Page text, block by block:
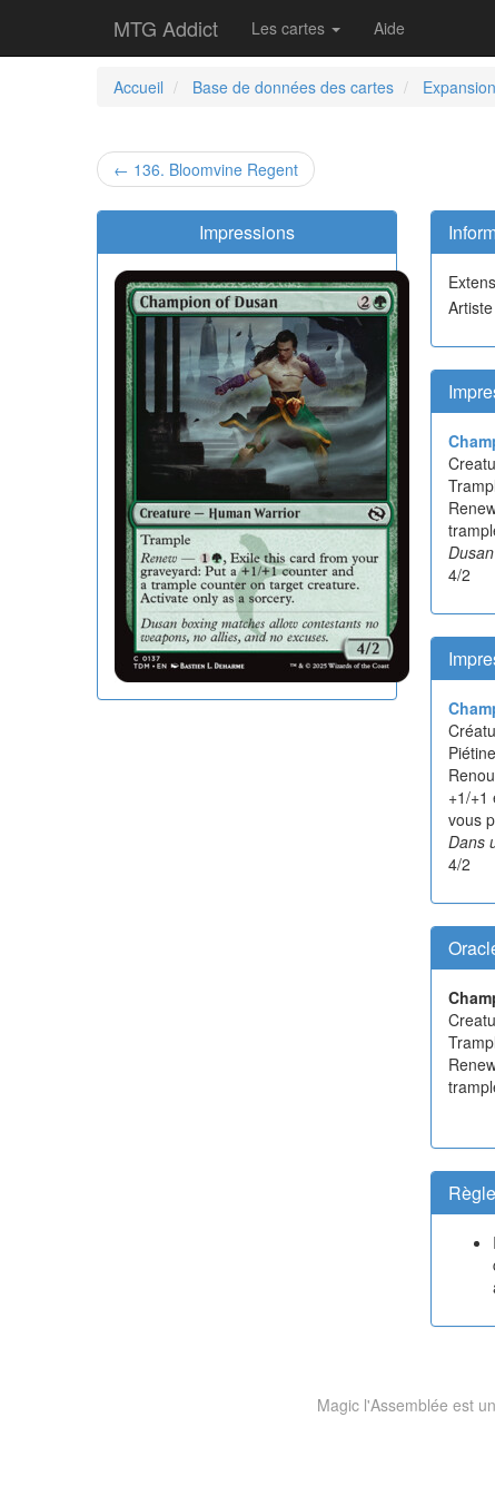
MTG Addict Les cartes Aide
Accueil
Base de données des cartes
← 136. Bloomvine Regent
Impressions
4/2
+1/+1
vous
Dans
4/2
Magic l'Assemblée est